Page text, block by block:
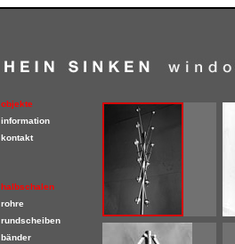
objekte
information
kontakt
halbschalen
rohre
rundscheiben
bänder